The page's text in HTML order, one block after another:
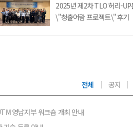
2025년 제2차 TLO 허리-UP
\"청출어람 프로젝트\" 후기
KAUTM 20주년 행사
전체 공지
영남지부 워크숍 개최 안내